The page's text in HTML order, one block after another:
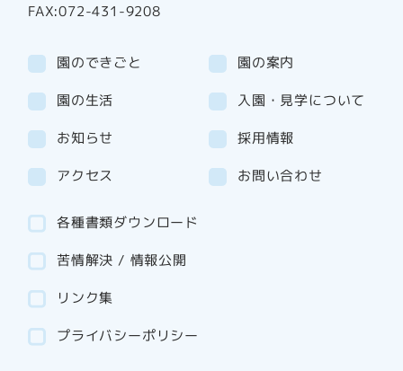
FAX:072-431-9208
園のできごと 園の案内
園の生活 入園・見学について
お知らせ
採用情報
アクセス
お問い合わせ
各種書類ダウンロード
苦情解決 / 情報公開
リンク集
プライバシーポリシー